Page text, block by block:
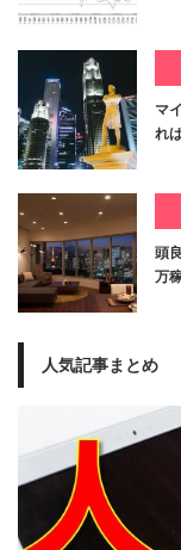
マ
れ
頭
万
人気記事まとめ